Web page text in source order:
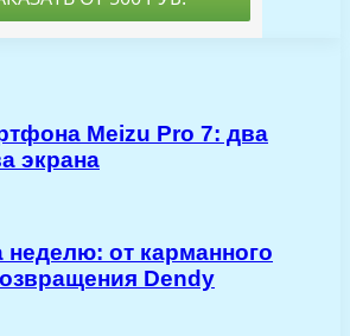
Meizu Pro 7: два
экрана
неделю: от карманного
Dendy